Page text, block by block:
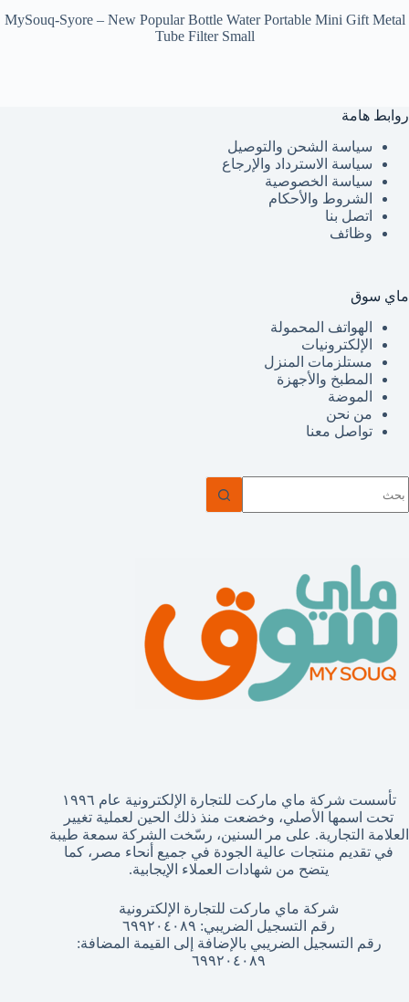
MySouq-Syore – New Popular Bottle Water Portable Mini Gift Metal
Tube Filter Small
روابط هامة
سياسة الشحن والتوصيل
سياسة الاسترداد والإرجاع
سياسة الخصوصية
الشروط والأحكام
اتصل بنا
وظائف
ماي سوق
الهواتف المحمولة
الإلكترونيات
مستلزمات المنزل
المطبخ والأجهزة
الموضة
من نحن
تواصل معنا
توجد
تأسست شركة ماي ماركت للتجارة الإلكترونية عام ١٩٩٦
تحت اسمها الأصلي، وخضعت منذ ذلك الحين لعملية تغيير
العلامة التجارية. على مر السنين، رسّخت الشركة سمعة طيبة
في تقديم منتجات عالية الجودة في جميع أنحاء مصر، كما
يتضح من شهادات العملاء الإيجابية.
شركة ماي ماركت للتجارة الإلكترونية
رقم التسجيل الضريبي: ٦٩٩٢٠٤٠٨٩
رقم التسجيل الضريبي بالإضافة إلى القيمة المضافة:
٦٩٩٢٠٤٠٨٩